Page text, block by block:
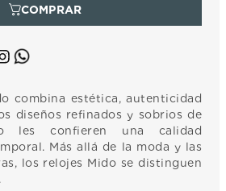
combina estética, autenticidad
diseños refinados y sobrios de
les confieren una calidad
Más allá de la moda y las
los relojes Mido se distinguen